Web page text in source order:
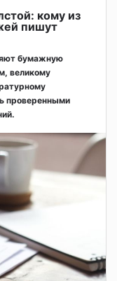
кому из
пишут
бумажную
великому
проверенными